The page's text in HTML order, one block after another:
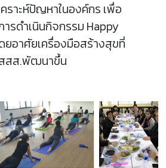
ราะห์ปัญหาในองค์กร เพื่อ
รดำเนินกิจกรรม Happy
ยอาศัยเครื่องมือสร้างสุขที่
สส.พัฒนาขึ้น